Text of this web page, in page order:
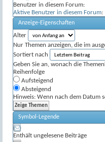
Benutzer in diesem Forum:
Aktive Benutzer in diesem Forum:
Anzeige-Eigenschaften
Alter
Nur Themen anzeigen, die im
Sortiert nach
Geben Sie an, wonach die
Reihenfolge
Aufsteigend
Absteigend
Hinweis: Wenn nach dem Datum
Symbol-Legende
Enthält ungelesene Beiträge